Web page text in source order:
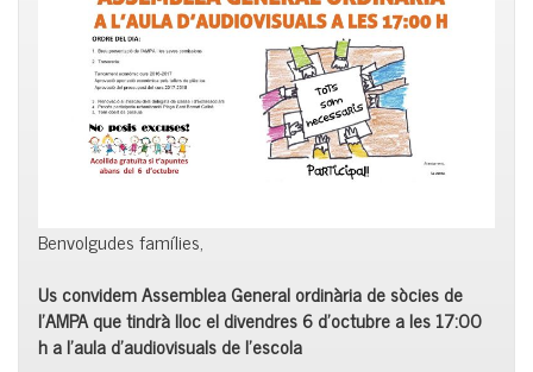
Benvolgudes famílies,
Us convidem Assemblea General ordinària de sòcies de
l’AMPA que tindrà lloc el divendres 6 d’octubre a les 17:00
h a l’aula d’audiovisuals de l’escola